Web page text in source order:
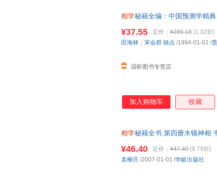
相学秘籍全编：中国预测学精
¥37.55 定价： ¥285.18 (1.32折)
温昕图书专营店
田海林 ； 宋会群 辑点 /1994-01-01 /
加入购物车 收藏
相学秘籍全书:第四册水镜神相
¥46.40 定价： ¥47.40 (9.79折)
袁柳庄 /2007-01-01 /华龄出版社